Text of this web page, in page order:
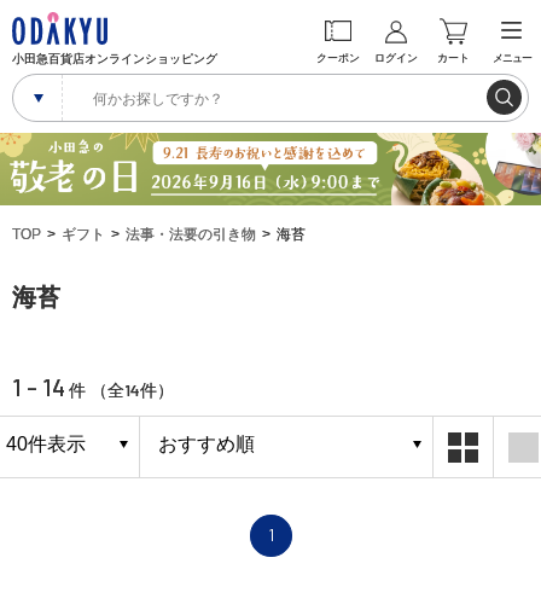
小田急百貨店オンラインショッピング クーポン ログイン カート メニュー
TOP ギフト 法事・法要の引き物 海苔
海苔
1 - 14 件 （全14件）
1